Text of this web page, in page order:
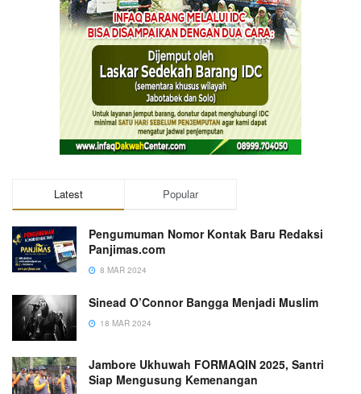
Latest Popular
Pengumuman Nomor Kontak Baru Redaksi
Panjimas.com
8 MAR 2024
Sinead O’Connor Bangga Menjadi Muslim
18 MAR 2024
Jambore Ukhuwah FORMAQIN 2025, Santri
Siap Mengusung Kemenangan